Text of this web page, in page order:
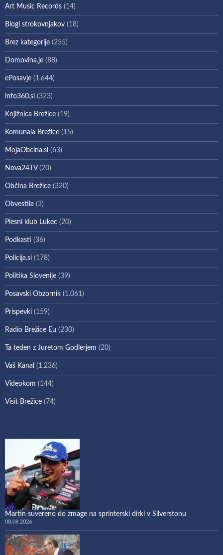
Art Music Records (14)
Blogi strokovnjakov (18)
Brez kategorije (255)
Domovina.je (88)
ePosavje (1.644)
info360.si (323)
Knjižnica Brežice (19)
Komunala Brežice (15)
MojaObcina.si (63)
Nova24TV(20)
Občina Brežice (320)
Obvestila (3)
Plesni klub Lukec (20)
Podkasti (36)
Policija.si (178)
Politika Slovenije (39)
Posavski Obzornik (1.061)
Prispevki (159)
Radio Brežice Eu (230)
Ta teden z Juretom Godlerjem (20)
Vaš Kanal (1.236)
Videokom (144)
Visit Brežice (74)
Martin suvereno do zmage na sprinterski dirki v Silverstonu
08.08.2026